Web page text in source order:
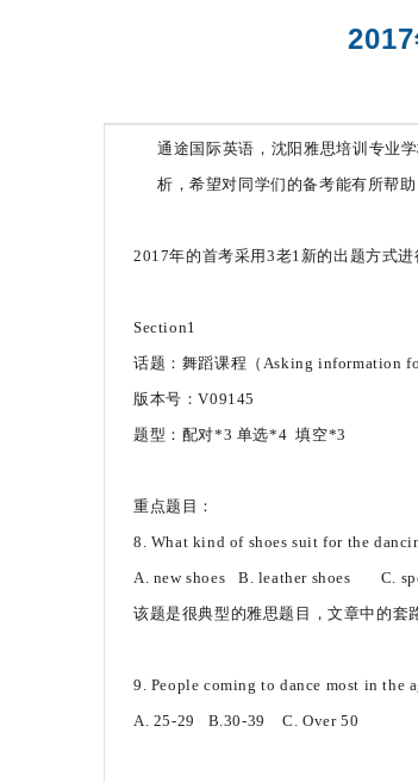
通途国际英语，沈阳雅思培训专业
析，希望对同学们的备考能有所帮助
2017年的首考采用3老1新的出题方式
Section1
话题：舞蹈课程（Asking information
版本号：V09145
题型：配对*3 单选*4 填空*3
重点题目：
8. What kind of shoes suit for the
A. new shoes B. leather shoes C.
该题是很典型的雅思题目，文章中的套
9. People coming to dance most in the
A. 25-29 B.30-39 C. Over 50